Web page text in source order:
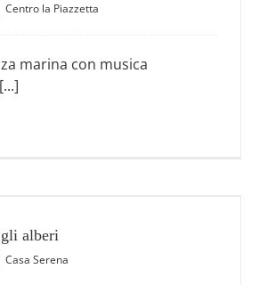
Centro la Piazzetta
marina con musica
alberi
Casa Serena